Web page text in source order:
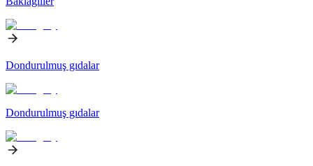
Dondurulmuş gıdalar
Dondurulmuş gıdalar